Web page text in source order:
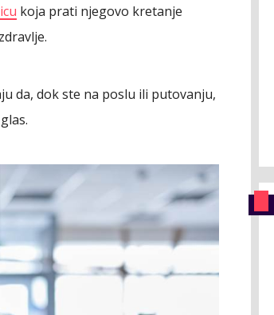
koja prati njegovo kretanje
da, dok ste na poslu ili putovanju,